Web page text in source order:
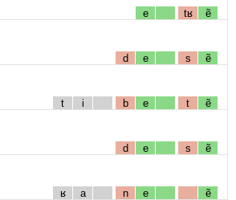
e tʁ ẽ
d e s ẽ
t i b e t ẽ
d e s ẽ
ʁ a n e ẽ